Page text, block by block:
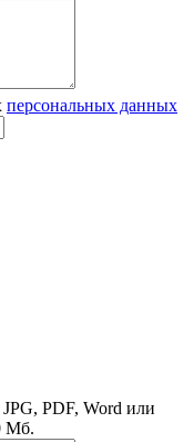
персональных данных
PDF, Word или
Мб.